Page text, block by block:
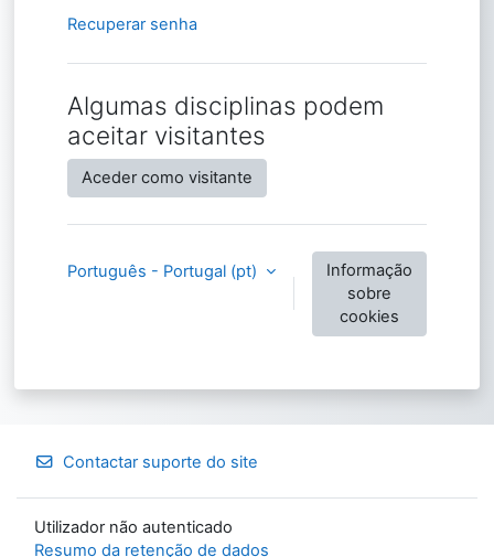
Recuperar senha
Algumas disciplinas podem
aceitar visitantes
Aceder como visitante
Português - Portugal ‎(pt)‎
Informação
sobre
cookies
Contactar suporte do site
Utilizador não autenticado
Resumo da retenção de dados